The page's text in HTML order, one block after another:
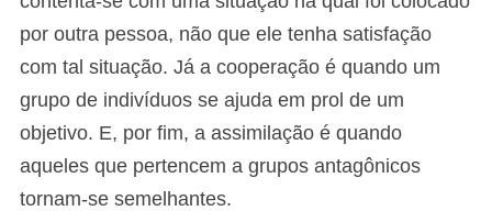
por outra pessoa, não que ele tenha satisfação
com tal situação. Já a cooperação é quando um
grupo de indivíduos se ajuda em prol de um
objetivo. E, por fim, a assimilação é quando
aqueles que pertencem a grupos antagônicos
tornam-se semelhantes.